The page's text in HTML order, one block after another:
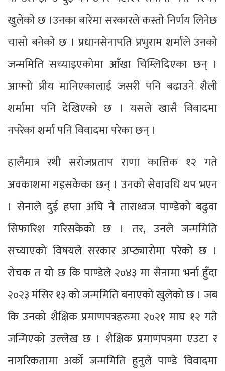
खुलेको छ ।उनका बारेमा सरकारले कस्तो निर्णय लिनेछ
चासो बनेको छ । प्रधानसेनापति प्रभुराम शर्माले उनको
जन्ममिति सच्याइएकोमा आँखा चिम्लिदिएका छन् ।
आफ्नो प्रीय मानिएकालाई जसरी पनि बढाउने शैली
शर्मामा पनि देखिएको छ । यसले खासै विवादमा
नपरेका शर्मा पनि विवादमा परेका छन् ।
हालैमात्र रथी सरोजप्रताप राणा कात्तिक १२ गते
अवकाशमा गइसकेका छन् । उनको सेवावधि थप भएन
। सेनाले दुई हप्ता अघि नै ताराध्वज पाण्डेको बढुवा
सिफारिश गरिसकेको छ । तर, उनले जन्ममिति
सच्याएको विषयले सरकार अप्ठ्यारोमा परेको छ ।
रोचक त यो छ कि पाण्डेले २०४३ मा सेनामा भर्ना हुँदा
२०२३ मंसिर १३ को जन्ममिति बनाएको खुलेको छ । जब
कि उनको शैक्षिक प्रमाणपत्रहरुमा २०२१ माघ १२ गते
जन्मिएको उल्लेख छ । शैक्षिक प्रमाणपत्रमा एउटा र
नागरिकतामा अर्को जन्ममिति हुनुले पाण्डे विवादमा